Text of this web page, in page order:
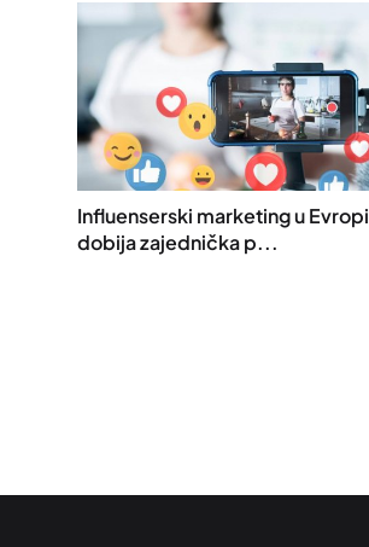
Influenserski marketing u Evropi
dobija zajednička p...